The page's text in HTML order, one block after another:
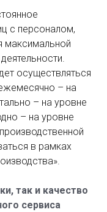
с персоналом,
максимальной
осуществляться
– на
– на уровне
– на уровне
в рамках
так и качество
сервиса